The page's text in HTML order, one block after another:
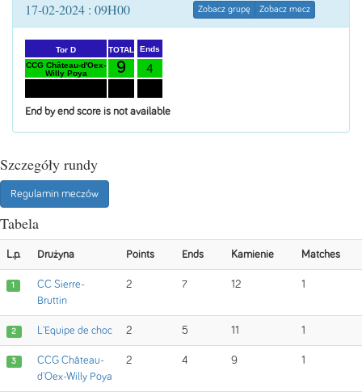
17-02-2024 : 09H00 Zobacz grupę Zobacz mecz
Tor D
CCG Château-d'Oex-
Willy Poya
TOTAL
9
Ends
4
End by end score is not available
Szczegóły rundy
Regulamin meczów
Tabela
L.p. Drużyna Points Ends Kamienie Matches
1
CC Sierre-
Bruttin
2 7 12 1
2 L'Equipe de choc 2 5 11 1
3
CCG Château-
d'Oex-Willy Poya
2 4 9 1